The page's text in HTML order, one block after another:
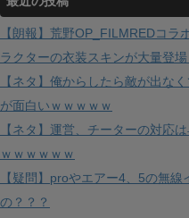
【朗報】荒野OP_FILMREDコ
ラクターの衣装スキンが大量登場
【ネタ】俺からしたら敵が出な
が面白いｗｗｗｗｗ
【ネタ】運営、チーターの対応
ｗｗｗｗｗｗ
【疑問】proやエアー4、5の無
の？？？